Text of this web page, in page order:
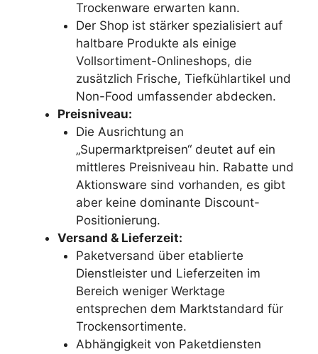
Trockenware erwarten kann.
Der Shop ist stärker spezialisiert auf
haltbare Produkte als einige
Vollsortiment-Onlineshops, die
zusätzlich Frische, Tiefkühlartikel und
Non-Food umfassender abdecken.
Preisniveau:
Die Ausrichtung an
„Supermarktpreisen“ deutet auf ein
mittleres Preisniveau hin. Rabatte und
Aktionsware sind vorhanden, es gibt
aber keine dominante Discount-
Positionierung.
Versand & Lieferzeit:
Paketversand über etablierte
Dienstleister und Lieferzeiten im
Bereich weniger Werktage
entsprechen dem Marktstandard für
Trockensortimente.
Abhängigkeit von Paketdiensten